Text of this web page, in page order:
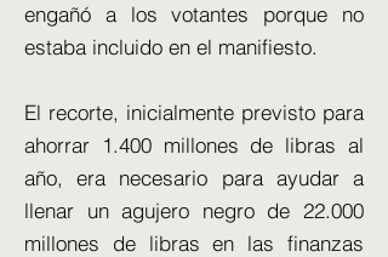
engañó a los votantes porque no
estaba incluido en el manifiesto.
El recorte, inicialmente previsto para
ahorrar 1.400 millones de libras al
año, era necesario para ayudar a
llenar un agujero negro de 22.000
millones de libras en las finanzas